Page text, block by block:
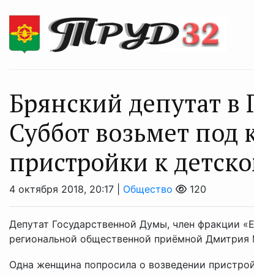
Брянский депутат в
Суббот возьмет под
пристройки к
4 октября 2018, 20:17 | Общество 120
Депутат Государственной Думы, член фракции
региональной общественной приёмной
Одна женщина попросила о возведении